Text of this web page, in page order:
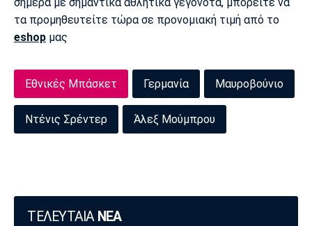
Πόρτο Μπενφίκα
τα προμηθευτείτε τώρα σε προνομιακή τιμή από το
eshop μας
Εθνικές Μπάσκετ Γερμανία Μαυροβούνιο
Ντένις Σρέντερ Άλεξ Μούμπρου
ΤΕΛΕΥΤΑΙΑ ΝΕΑ